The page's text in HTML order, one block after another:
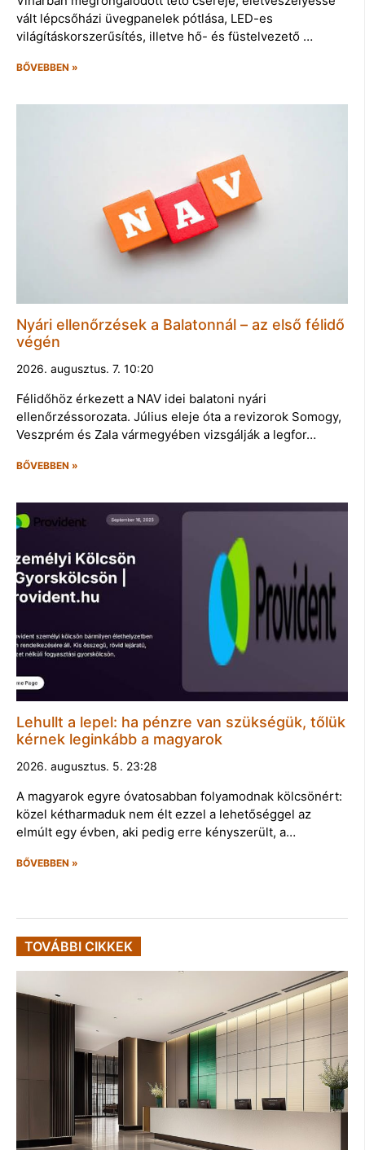
vált lépcsőházi üvegpanelek pótlása, LED-es
világításkorszerűsítés, illetve hő- és füstelvezető …
BŐVEBBEN »
Nyári ellenőrzések a Balatonnál – az első félidő
végén
2026. augusztus. 7. 10:20
Félidőhöz érkezett a NAV idei balatoni nyári
ellenőrzéssorozata. Július eleje óta a revizorok Somogy,
Veszprém és Zala vármegyében vizsgálják a legfor…
BŐVEBBEN »
Lehullt a lepel: ha pénzre van szükségük, tőlük
kérnek leginkább a magyarok
2026. augusztus. 5. 23:28
A magyarok egyre óvatosabban folyamodnak kölcsönért:
közel kétharmaduk nem élt ezzel a lehetőséggel az
elmúlt egy évben, aki pedig erre kényszerült, a…
BŐVEBBEN »
TOVÁBBI CIKKEK